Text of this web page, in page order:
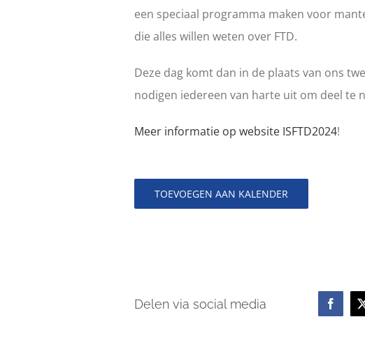
een speciaal programma maken voor
die alles willen weten over FTD.
Deze dag komt dan in de plaats van ons
nodigen iedereen van harte uit om deel te
Meer informatie op website ISFTD2024!
TOEVOEGEN AAN KALENDER
Delen via social media